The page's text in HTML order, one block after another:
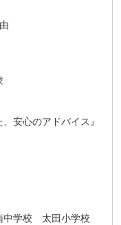
安心のアドバイス』
学校 太田小学校